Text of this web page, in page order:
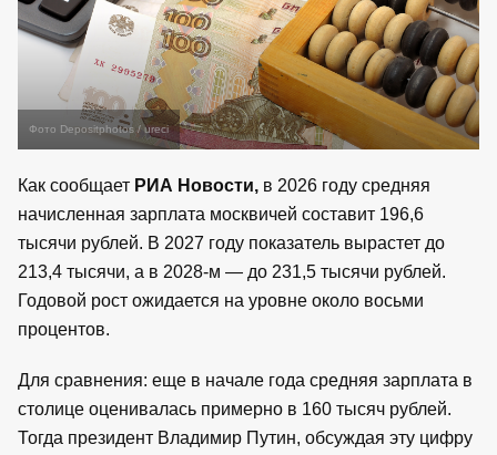
Фото Depositphotos / ureci
Как сообщает РИА Новости, в 2026 году средняя
начисленная зарплата москвичей составит 196,6
тысячи рублей. В 2027 году показатель вырастет до
213,4 тысячи, а в 2028-м — до 231,5 тысячи рублей.
Годовой рост ожидается на уровне около восьми
процентов.
Для сравнения: еще в начале года средняя зарплата в
столице оценивалась примерно в 160 тысяч рублей.
Тогда президент Владимир Путин, обсуждая эту цифру